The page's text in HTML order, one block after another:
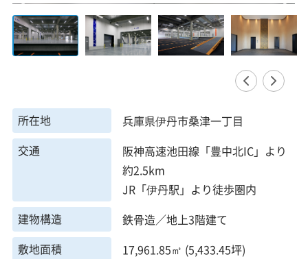
所在地
兵庫県伊丹市桑津一丁目
交通
阪神高速池田線「豊中北IC」より
約2.5km
JR「伊丹駅」より徒歩圏内
建物構造
鉄骨造／地上3階建て
敷地面積
17,961.85㎡ (5,433.45坪)